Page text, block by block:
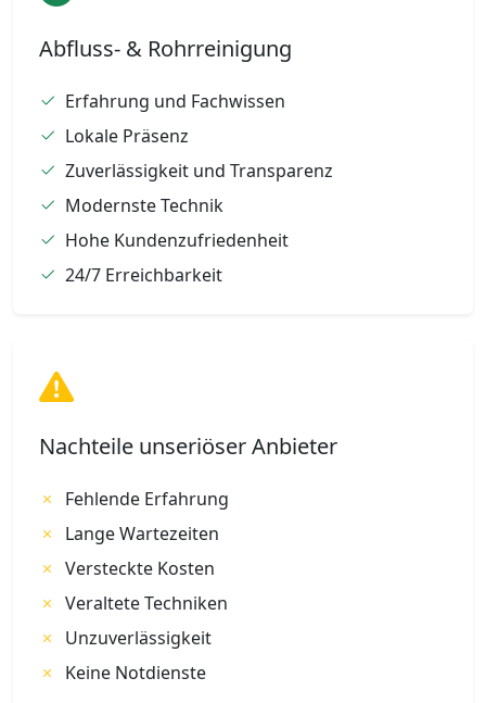
Abfluss- & Rohrreinigung
Erfahrung und Fachwissen
Lokale Präsenz
Zuverlässigkeit und Transparenz
Modernste Technik
Hohe Kundenzufriedenheit
24/7 Erreichbarkeit
Nachteile unseriöser Anbieter
Fehlende Erfahrung
Lange Wartezeiten
Versteckte Kosten
Veraltete Techniken
Unzuverlässigkeit
Keine Notdienste